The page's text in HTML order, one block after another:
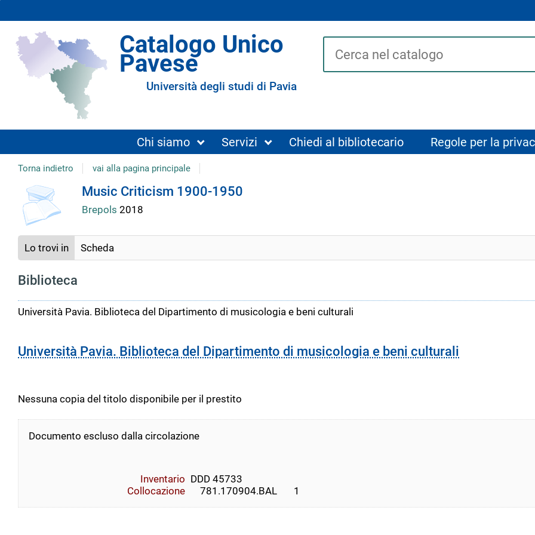
Catalogo Unico
Pavese
Università degli studi di Pavia
Cerca su "Catalogo"
Chi siamo Servizi Chiedi al bibliotecario Regole per la
Torna indietro vai alla pagina principale
Dettaglio
del
documento
Music Criticism 1900-1950
Brepols 2018
Lo trovi in Scheda
Biblioteca
Università Pavia. Biblioteca del Dipartimento di musicologia e beni culturali
Università Pavia. Biblioteca del Dipartimento di musicologia e beni culturali
Nessuna copia del titolo disponibile per il prestito
Documento escluso dalla circolazione
Inventario DDD 45733
Collocazione
    781.170904.BAL       1